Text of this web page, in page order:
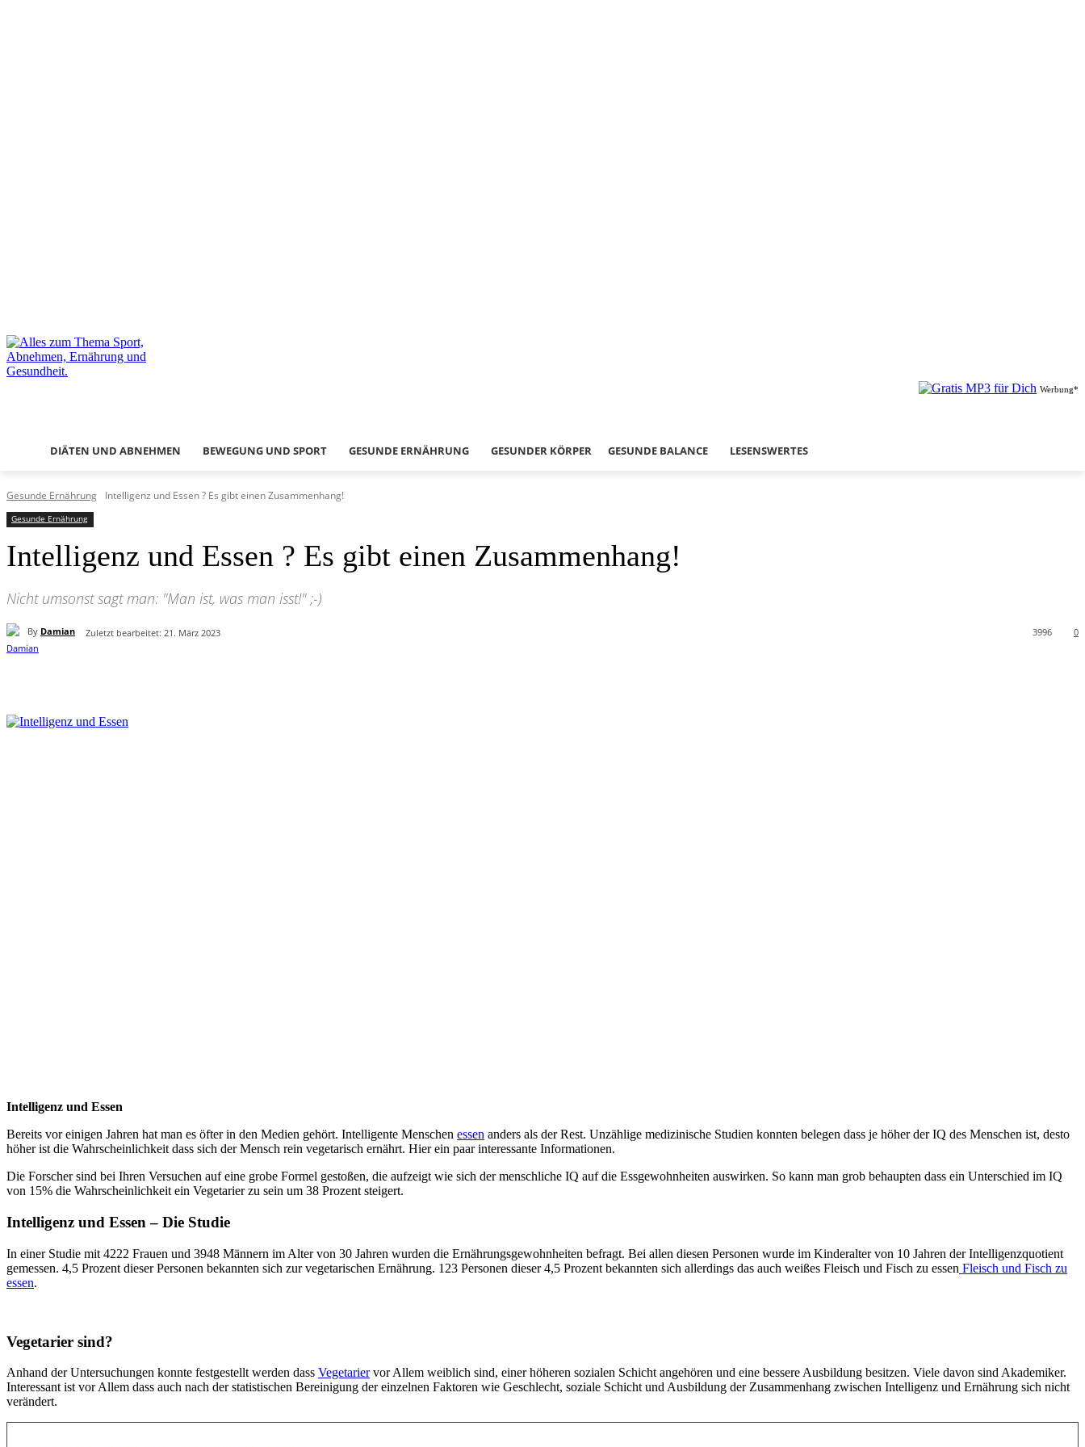
Werbung*
DIÄTEN UND ABNEHMEN BEWEGUNG UND SPORT GESUNDE ERNÄHRUNG GESUNDER KÖRPER GESUNDE BALANCE LESENSWERTES
Gesunde Ernährung Intelligenz und Essen ? Es gibt einen Zusammenhang!
Gesunde Ernährung
Intelligenz und Essen ? Es gibt einen Zusammenhang!
Nicht umsonst sagt man: "Man ist, was man isst!" ;-)
By Damian Zuletzt bearbeitet: 21. März 2023 0
3996
Intelligenz und Essen
Bereits vor einigen Jahren hat man es öfter in den Medien gehört. Intelligente Menschen essen anders als der Rest. Unzählige medizinische Studien konnten belegen dass je höher der IQ des Menschen ist, desto
höher ist die Wahrscheinlichkeit dass sich der Mensch rein vegetarisch ernährt. Hier ein paar interessante Informationen.
Die Forscher sind bei Ihren Versuchen auf eine grobe Formel gestoßen, die aufzeigt wie sich der menschliche IQ auf die Essgewohnheiten auswirken. So kann man grob behaupten dass ein Unterschied im IQ
von 15% die Wahrscheinlichkeit ein Vegetarier zu sein um 38 Prozent steigert.
Intelligenz und Essen – Die Studie
In einer Studie mit 4222 Frauen und 3948 Männern im Alter von 30 Jahren wurden die Ernährungsgewohnheiten befragt. Bei allen diesen Personen wurde im Kinderalter von 10 Jahren der Intelligenzquotient
gemessen. 4,5 Prozent dieser Personen bekannten sich zur vegetarischen Ernährung. 123 Personen dieser 4,5 Prozent bekannten sich allerdings das auch weißes Fleisch und Fisch zu essen Fleisch und Fisch zu
essen.
Vegetarier sind?
Anhand der Untersuchungen konnte festgestellt werden dass Vegetariervor Allem weiblich sind, einer höheren sozialen Schicht angehören und eine bessere Ausbildung besitzen. Viele davon sind Akademiker.
Interessant ist vor Allem dass auch nach der statistischen Bereinigung der einzelnen Faktoren wie Geschlecht, soziale Schicht und Ausbildung der Zusammenhang zwischen Intelligenz und Ernährung sich nicht
verändert.